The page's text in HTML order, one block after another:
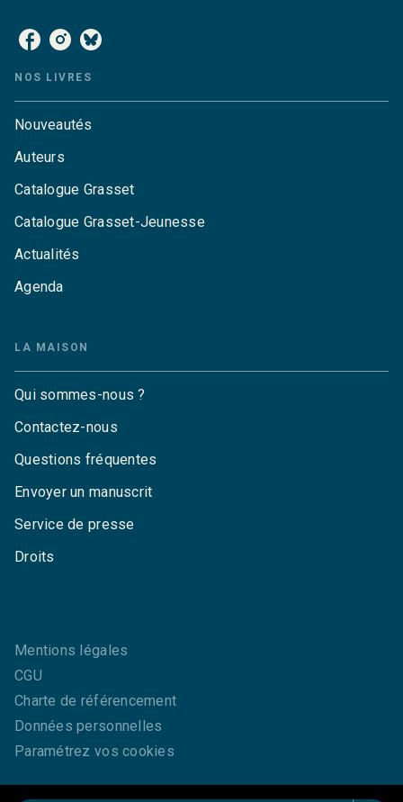
NOS LIVRES
Nouveautés
Auteurs
Catalogue Grasset
Catalogue Grasset-Jeunesse
Actualités
Agenda
LA MAISON
Qui sommes-nous ?
Contactez-nous
Questions fréquentes
Envoyer un manuscrit
Service de presse
Droits
Mentions légales
CGU
Charte de référencement
Données personnelles
Paramétrez vos cookies